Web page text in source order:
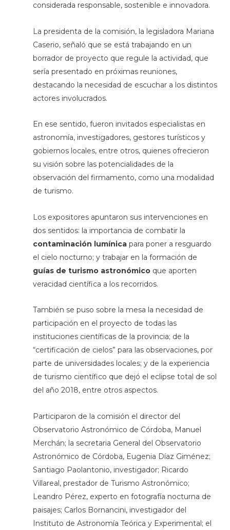
considerada responsable, sostenible e innovadora.
La presidenta de la comisión, la legisladora Mariana
Caserio, señaló que se está trabajando en un
borrador de proyecto que regule la actividad, que
sería presentado en próximas reuniones,
destacando la necesidad de escuchar a los distintos
actores involucrados.
En ese sentido, fueron invitados especialistas en
astronomía, investigadores, gestores turísticos y
gobiernos locales, entre otros, quienes ofrecieron
su visión sobre las potencialidades de la
observación del firmamento, como una modalidad
de turismo.
Los expositores apuntaron sus intervenciones en
dos sentidos: la importancia de combatir la
contaminación lumínicapara poner a resguardo
el cielo nocturno; y trabajar en la formación de
guías de turismo astronómicoque aporten
veracidad científica a los recorridos.
También se puso sobre la mesa la necesidad de
participación en el proyecto de todas las
instituciones científicas de la provincia; de la
“certificación de cielos” para las observaciones, por
parte de universidades locales; y de la experiencia
de turismo científico que dejó el eclipse total de sol
del año 2018, entre otros aspectos.
Participaron de la comisión el director del
Observatorio Astronómico de Córdoba, Manuel
Merchán; la secretaria General del Observatorio
Astronómico de Córdoba, Eugenia Díaz Giménez;
Santiago Paolantonio, investigador; Ricardo
Villareal, prestador de Turismo Astronómico;
Leandro Pérez, experto en fotografía nocturna de
paisajes; Carlos Bornancini, investigador del
Instituto de Astronomía Teórica y Experimental; el